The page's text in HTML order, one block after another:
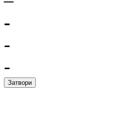
-
-
-
Затвори